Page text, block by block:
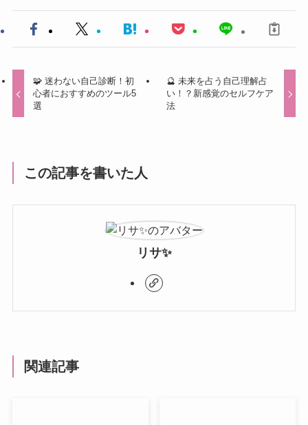
🧩 迷わない自己診断！初
心者におすすめのツール5
選
🔮 未来を占う自己理解占
い！？新感覚のセルフケア
法
この記事を書いた人
リサ✨
関連記事